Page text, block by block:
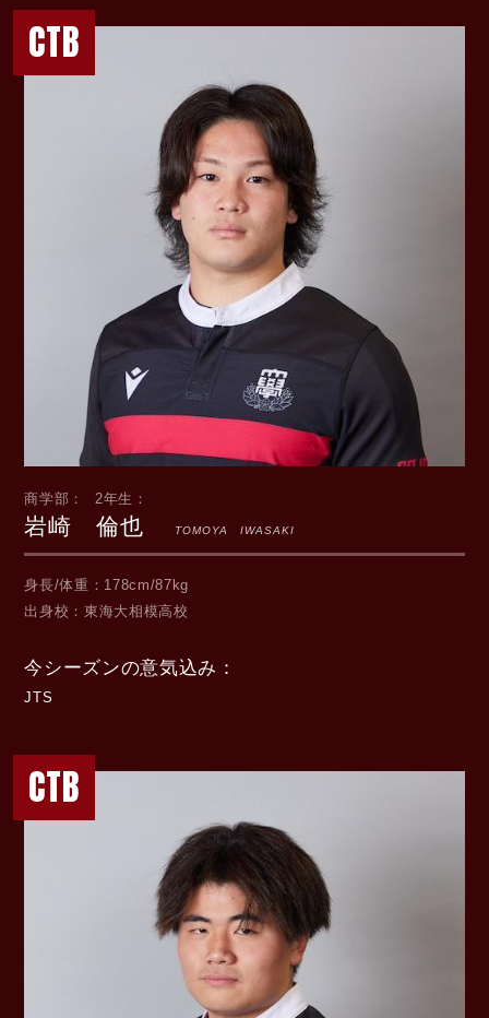
CTB
商学部 2年生
岩崎 倫也 TOMOYA IWASAKI
身長/体重
178cm/87kg
出身校
東海大相模高校
今シーズンの意気込み
JTS
CTB